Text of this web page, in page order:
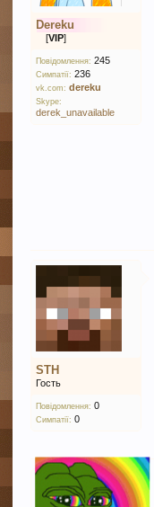
Dereku
[VIP]
Повідомлення: 245
Симпатії: 236
vk.com: dereku
Skype:
derek_unavailable
STH
Гость
Повідомлення: 0
Симпатії: 0